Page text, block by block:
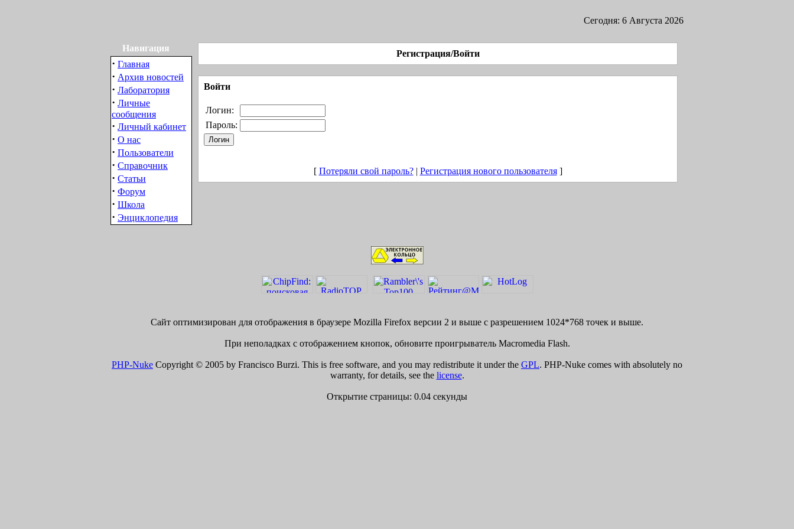
Сегодня: 6 Августа 2026
Навигация
· Главная
· Архив новостей
· Лаборатория
· Личные
сообщения
· Личный кабинет
· О нас
· Пользователи
· Справочник
· Статьи
· Форум
· Школа
· Энциклопедия
Регистрация/Войти
Войти
Логин:
Пароль:
[ Потеряли свой пароль?| Регистрация нового пользователя]
Сайт оптимизирован для отображения в браузере Mozilla Firefox версии 2 и выше с разрешением 1024*768 точек и выше.
При неполадках с отображением кнопок, обновите проигрыватель Macromedia Flash.
PHP-Nuke Copyright © 2005 by Francisco Burzi. This is free software, and you may redistribute it under the GPL. PHP-Nuke comes with absolutely no
warranty, for details, see the license.
Открытие страницы: 0.04 секунды